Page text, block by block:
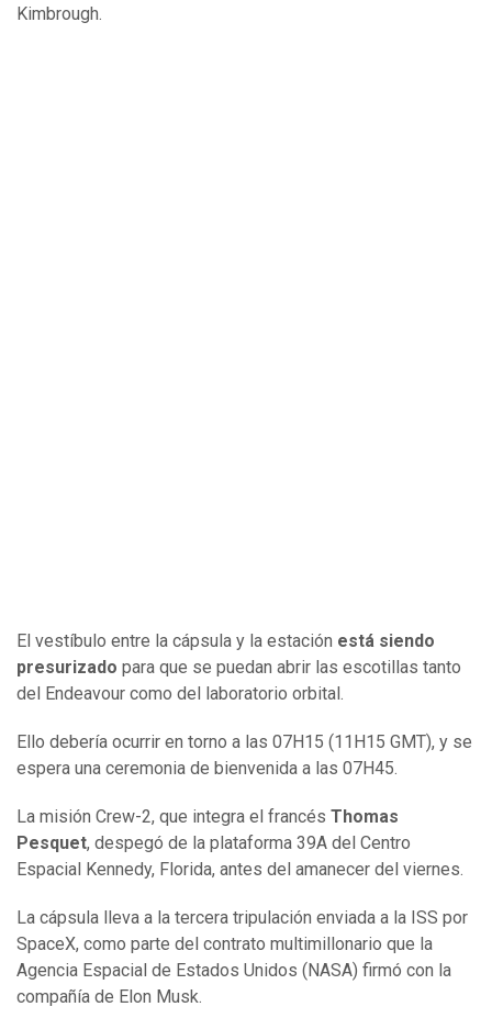
Kimbrough.
El vestíbulo entre la cápsula y la estación está siendo
presurizado para que se puedan abrir las escotillas tanto
del Endeavour como del laboratorio orbital.
Ello debería ocurrir en torno a las 07H15 (11H15 GMT), y se
espera una ceremonia de bienvenida a las 07H45.
La misión Crew-2, que integra el francés Thomas
Pesquet, despegó de la plataforma 39A del Centro
Espacial Kennedy, Florida, antes del amanecer del viernes.
La cápsula lleva a la tercera tripulación enviada a la ISS por
SpaceX, como parte del contrato multimillonario que la
Agencia Espacial de Estados Unidos (NASA) firmó con la
compañía de Elon Musk.